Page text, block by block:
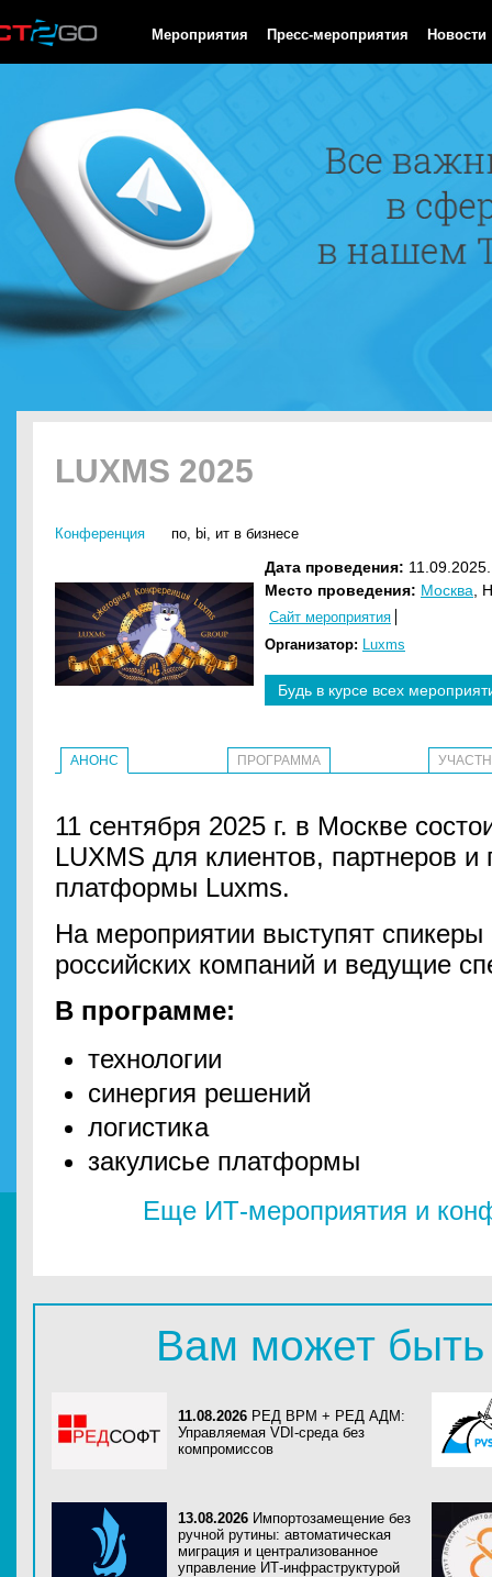
Мероприятия Пресс-мероприятия Новости
LUXMS 2025
Конференция по, bi, ит в бизнесе
Дата проведения:
Место проведения: Москва ,
Сайт мероприятия
Организатор: Luxms
Будь в курсе всех
АНОНС ПРОГРАММА
11 сентября 2025 г. в Москве
LUXMS для клиентов, партнеров и
платформы Luxms.
На мероприятии выступят спикеры
российских компаний и ведущие
В программе:
технологии
синергия решений
логистика
закулисье платформы
Еще ИТ-мероприятия и
Вам может быть
11.08.2026 РЕД ВРМ + РЕД АДМ:
Управляемая VDI-среда без
компромиссов
13.08.2026 Импортозамещение без
ручной рутины: автоматическая
миграция и централизованное
управление ИТ-инфраструктурой